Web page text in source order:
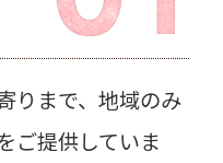
りまで、地域のみ
ご提供していま